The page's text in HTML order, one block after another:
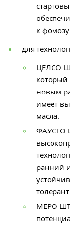
к фомозу
для
ЦЕЛСО
который
новым
имеет
масла.
ФАУСТО
ранний
МЕРО ШТ